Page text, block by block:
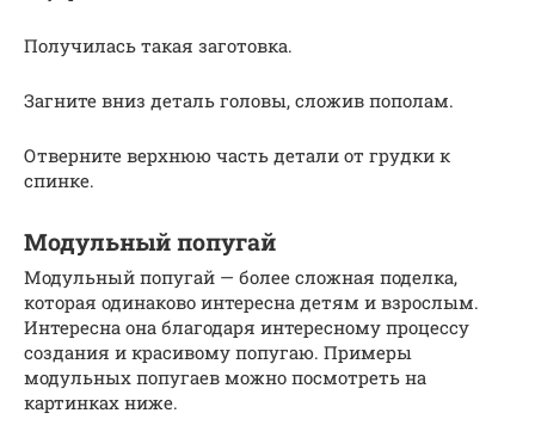
Получилась такая заготовка.
Загните вниз деталь головы, сложив пополам.
Отверните верхнюю часть детали от грудки к
спинке.
Модульный попугай
Модульный попугай — более сложная поделка,
которая одинаково интересна детям и взрослым.
Интересна она благодаря интересному процессу
создания и красивому попугаю. Примеры
модульных попугаев можно посмотреть на
картинках ниже.